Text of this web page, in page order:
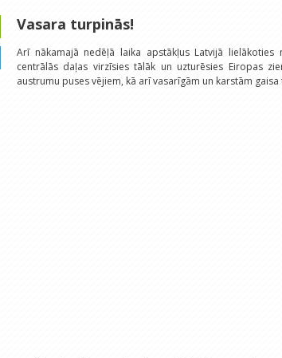
Vasara turpinās!
Arī nākamajā nedēļā laika apstākļus Latvijā
centrālās daļas virzīsies tālāk un uzturēsies Eiropas
austrumu puses vējiem, kā arī vasarīgām un karstām